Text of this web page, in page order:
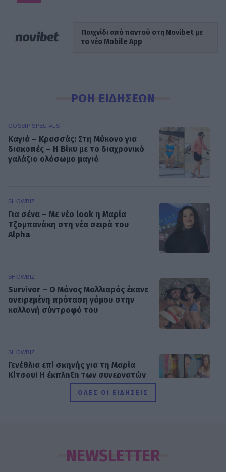
Παιχνίδι από παντού στη Novibet με
το νέο Mobile App
ΡΟΗ ΕΙΔΗΣΕΩΝ
GOSSIP SPECIALS
Καγιά – Κρασσάς: Στη Μύκονο για
διακοπές – Η Βίκυ με το διαχρονικό
γαλάζιο ολόσωμο μαγιό
SHOWBIZ
Για σένα – Με νέο look η Μαρία
Τζομπανάκη στη νέα σειρά του
Alpha
SHOWBIZ
Survivor – O Μάνος Μαλλιαρός έκανε
ονειρεμένη πρόταση γάμου στην
καλλονή σύντροφό του
SHOWBIZ
Γενέθλια επί σκηνής για τη Μαρία
Κίτσου! Η έκπληξη των συνεργατών
της & η επική αντίδρασή της
της ΕΡΤ στον Νίκο Καλογερόπουλο
ΟΛΕΣ ΟΙ ΕΙΔΗΣΕΙΣ
NEWSLETTER